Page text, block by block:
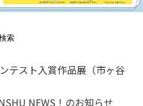
索
テスト入賞作品展（市ヶ谷
NEWS！のお知らせ